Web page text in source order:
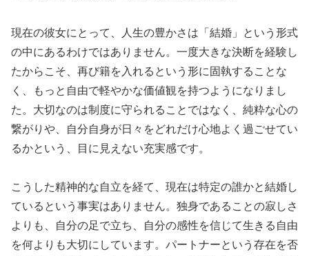
現在の彼女にとって、人生の豊かさは「結婚」という形式
の中にあるわけではありません。一度大きな決断を経験し
たからこそ、再び籍を入れるという形に固執することな
く、もっと自由で軽やかな価値観を持つようになりまし
た。大切なのは制度に守られることではなく、純粋な心の
繋がりや、自分自身が日々をどれだけ心地よく過ごせてい
るかという、目に見えない充実感です。
こうした精神的な自立を経て、現在は特定の誰かと結婚し
ているという事実はありません。独身であることの寂しさ
よりも、自分の足で立ち、自分の感性を信じて生きる自由
を何よりも大切にしています。パートナーという存在を否